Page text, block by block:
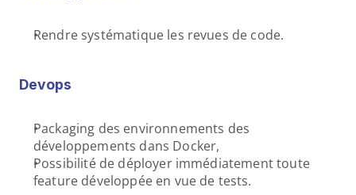
Rendre systématique les revues de code.
Devops
Packaging des environnements des
développements dans Docker,
Possibilité de déployer immédiatement toute
feature développée en vue de tests.